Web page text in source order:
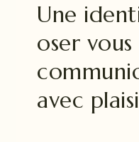
Une
oser
avec